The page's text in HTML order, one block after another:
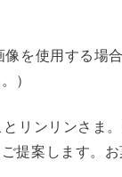
を使用する場
）
リンリンさま
提案します。